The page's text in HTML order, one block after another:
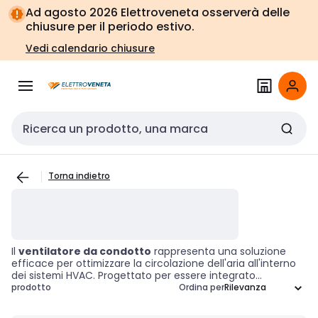
Vai alla
navigazione
Vai
alla
pagina
Ad agosto 2026 Elettroveneta osserverà delle
chiusure per il periodo estivo.
Vedi calendario chiusure
Cerca input
Torna indietro
Il ventilatore da condotto rappresenta una soluzione
efficace per ottimizzare la circolazione dell'aria all'interno
dei sistemi HVAC. Progettato per essere integrato
direttamente nel sistema di condotti, questo dispositivo
prodotto Ordina per